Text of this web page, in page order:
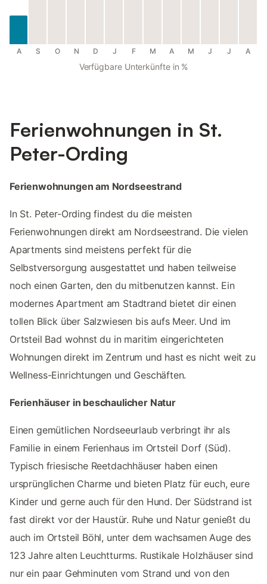
A S O N D J F M A M J J A
Verfügbare Unterkünfte in %
Ferienwohnungen in St.
Peter-Ording
Ferienwohnungen am Nordseestrand
In St. Peter-Ording findest du die meisten
Ferienwohnungen direkt am Nordseestrand. Die vielen
Apartments sind meistens perfekt für die
Selbstversorgung ausgestattet und haben teilweise
noch einen Garten, den du mitbenutzen kannst. Ein
modernes Apartment am Stadtrand bietet dir einen
tollen Blick über Salzwiesen bis aufs Meer. Und im
Ortsteil Bad wohnst du in maritim eingerichteten
Wohnungen direkt im Zentrum und hast es nicht weit zu
Wellness-Einrichtungen und Geschäften.
Ferienhäuser in beschaulicher Natur
Einen gemütlichen Nordseeurlaub verbringt ihr als
Familie in einem Ferienhaus im Ortsteil Dorf (Süd).
Typisch friesische Reetdachhäuser haben einen
ursprünglichen Charme und bieten Platz für euch, eure
Kinder und gerne auch für den Hund. Der Südstrand ist
fast direkt vor der Haustür. Ruhe und Natur genießt du
auch im Ortsteil Böhl, unter dem wachsamen Auge des
123 Jahre alten Leuchtturms. Rustikale Holzhäuser sind
nur ein paar Gehminuten vom Strand und von den